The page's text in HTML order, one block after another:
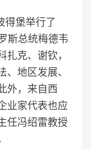
堡举行了
斯总统梅德韦
克、谢钦，
地区发展、
外，来自西
业家代表也应
任冯绍雷教授